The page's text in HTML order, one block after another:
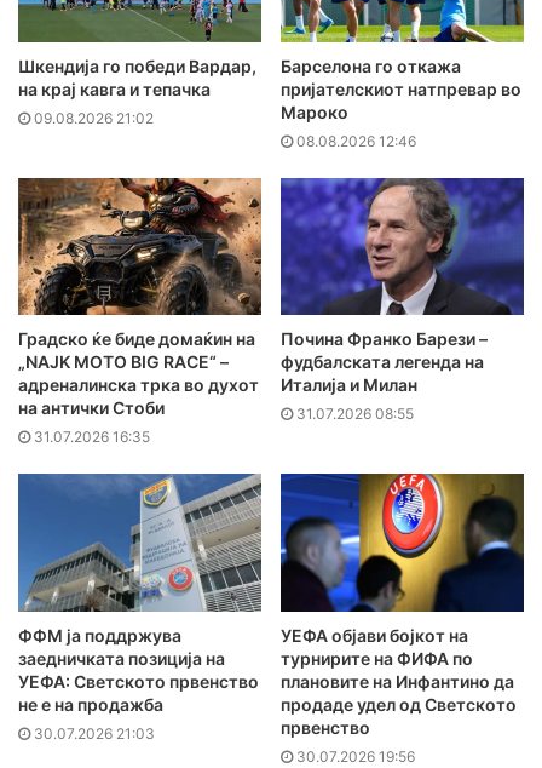
Шкендија го победи Вардар,
на крај кавга и тепачка
09.08.2026 21:02
Барселона го откажа
пријателскиот натпревар во
Мароко
08.08.2026 12:46
Градско ќе биде домаќин на
„NAJK MOTO BIG RACE“ –
адреналинска трка во духот
на антички Стоби
31.07.2026 16:35
Почина Франко Барези –
фудбалската легенда на
Италија и Милан
31.07.2026 08:55
ФФМ ја поддржува
заедничката позиција на
УЕФА: Светското првенство
не е на продажба
30.07.2026 21:03
УЕФА објави бојкот на
турнирите на ФИФА по
плановите на Инфантино да
продаде удел од Светското
првенство
30.07.2026 19:56